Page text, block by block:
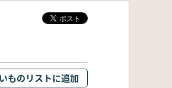
ものリストに追加